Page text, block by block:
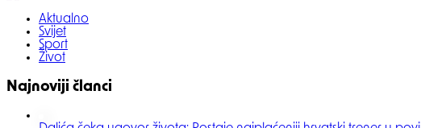
Aktualno
Svijet
Sport
Život
Najnoviji članci